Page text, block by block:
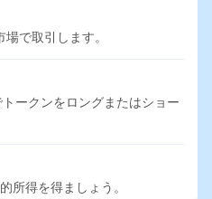
で取引します。
ークンをロングまたはショー
所得を得ましょう。